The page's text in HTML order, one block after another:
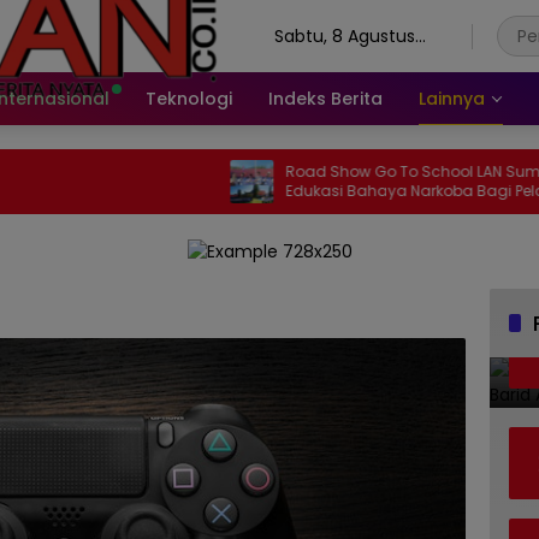
Sabtu, 8 Agustus
Teknologi Indeks Berita Lainnya
Road Show Go To School LAN Sumbar,
Edukasi Bahaya Narkoba Bagi Pelajar
SMAN 2 Painan